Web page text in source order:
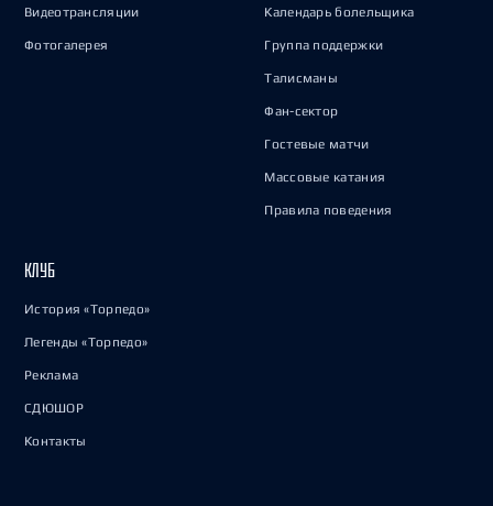
Видеотрансляции
Фотогалерея
Календарь болельщика
Группа поддержки
Талисманы
Фан-сектор
Гостевые матчи
Массовые катания
Правила поведения
КЛУБ
История «Торпедо»
Легенды «Торпедо»
Реклама
СДЮШОР
Контакты